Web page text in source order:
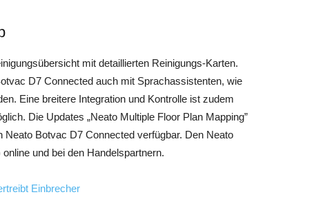
mit detaillierten Reinigungs-Karten.
D7 Connected auch mit Sprachassistenten, wie
Eine breitere Integration und Kontrolle ist zudem
Die Updates „Neato Multiple Floor Plan Mapping”
Neato Botvac D7 Connected verfügbar. Den Neato
und bei den Handelspartnern.
Einbrecher